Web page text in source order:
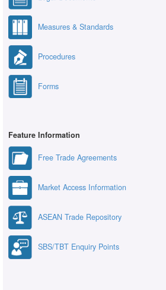
Measures & Standards
Procedures
Forms
Feature Information
Free Trade Agreements
Market Access Information
ASEAN Trade Repository
SBS/TBT Enquiry Points